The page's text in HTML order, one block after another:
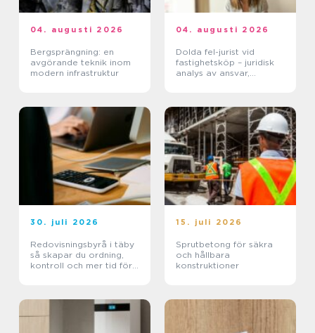
04. augusti 2026
Bergsprängning: en
avgörande teknik inom
modern infrastruktur
04. augusti 2026
Dolda fel-jurist vid
fastighetsköp – juridisk
analys av ansvar,
30. juli 2026
Redovisningsbyrå i täby
så skapar du ordning,
kontroll och mer tid för
15. juli 2026
Sprutbetong för säkra
och hållbara
konstruktioner